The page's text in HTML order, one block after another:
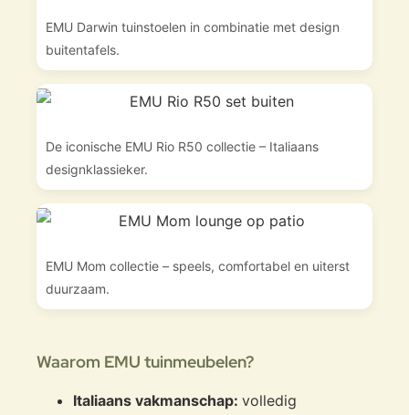
EMU Darwin tuinstoelen in combinatie met design
buitentafels.
De iconische EMU Rio R50 collectie – Italiaans
designklassieker.
EMU Mom collectie – speels, comfortabel en uiterst
duurzaam.
Waarom EMU tuinmeubelen?
Italiaans vakmanschap: volledig